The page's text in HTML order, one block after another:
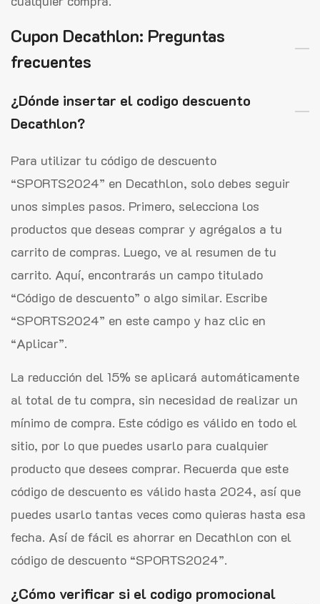
Cupon Decathlon: Preguntas
frecuentes
¿Dónde insertar el codigo descuento
Decathlon?
Para utilizar tu código de descuento
“SPORTS2024” en Decathlon, solo debes seguir
unos simples pasos. Primero, selecciona los
productos que deseas comprar y agrégalos a tu
carrito de compras. Luego, ve al resumen de tu
carrito. Aquí, encontrarás un campo titulado
“Código de descuento” o algo similar. Escribe
“SPORTS2024” en este campo y haz clic en
“Aplicar”.
La reducción del 15% se aplicará automáticamente
al total de tu compra, sin necesidad de realizar un
mínimo de compra. Este código es válido en todo el
sitio, por lo que puedes usarlo para cualquier
producto que desees comprar. Recuerda que este
código de descuento es válido hasta 2024, así que
puedes usarlo tantas veces como quieras hasta esa
fecha. Así de fácil es ahorrar en Decathlon con el
código de descuento “SPORTS2024”.
¿Cómo verificar si el codigo promocional